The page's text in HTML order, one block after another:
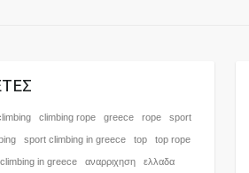
climbing rope greece rope sport
sport climbing in greece top top rope
in greece αναρριχηση ελλαδα